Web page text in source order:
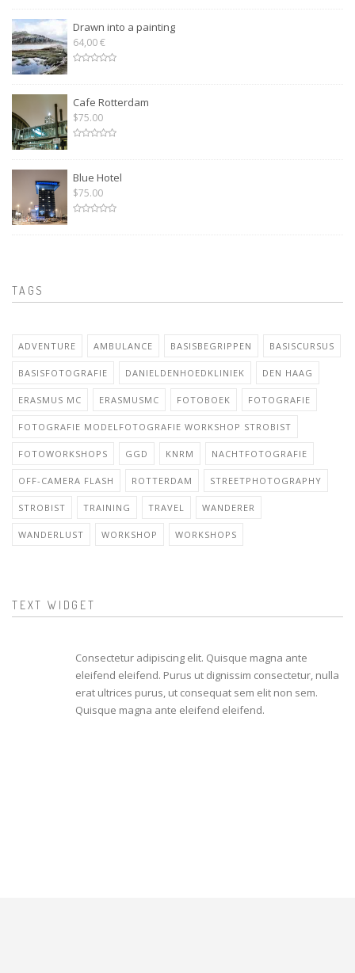
Drawn into a painting
64,00 €
Cafe Rotterdam
$75.00
Blue Hotel
$75.00
TAGS
ADVENTURE AMBULANCE BASISBEGRIPPEN BASISCURSUS
BASISFOTOGRAFIE DANIELDENHOEDKLINIEK DEN HAAG
ERASMUS MC ERASMUSMC FOTOBOEK FOTOGRAFIE
FOTOGRAFIE MODELFOTOGRAFIE WORKSHOP STROBIST
FOTOWORKSHOPS GGD KNRM NACHTFOTOGRAFIE
OFF-CAMERA FLASH ROTTERDAM STREETPHOTOGRAPHY
STROBIST TRAINING TRAVEL WANDERER
WANDERLUST WORKSHOP WORKSHOPS
TEXT WIDGET
Consectetur adipiscing elit. Quisque magna ante
eleifend eleifend. Purus ut dignissim consectetur, nulla
erat ultrices purus, ut consequat sem elit non sem.
Quisque magna ante eleifend eleifend.